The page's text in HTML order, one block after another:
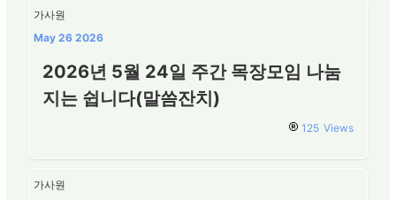
가사원
May 26 2026
2026년 5월 24일 주간 목장모임 나눔
지는 쉽니다(말씀잔치)
125 Views
가사원